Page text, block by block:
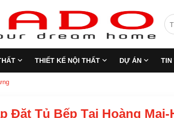
THIẾT KẾ NỘI THẤT DỰ ÁN TIN
Đặt Tủ Bếp Tại Hoàng